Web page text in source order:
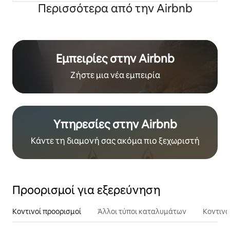
Περισσότερα από την Airbnb
Εμπειρίες στην Airbnb
Ζήστε μια νέα εμπειρία
Υπηρεσίες στην Airbnb
Κάντε τη διαμονή σας ακόμα πιο ξεχωριστή
Προορισμοί για εξερεύνηση
Κοντινοί προορισμοί Άλλοι τύποι καταλυμάτων